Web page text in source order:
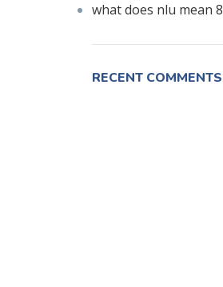
what does nlu mean 8
RECENT COMMENTS